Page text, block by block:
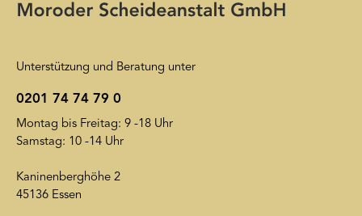
Datenschutzerklärung wird insoweit verwiesen.
Unterstützung und Beratung unter
0201 74 74 79 0
Montag bis Freitag: 9 -18 Uhr
Samstag: 10 -14 Uhr
Kaninenberghöhe 2
45136 Essen